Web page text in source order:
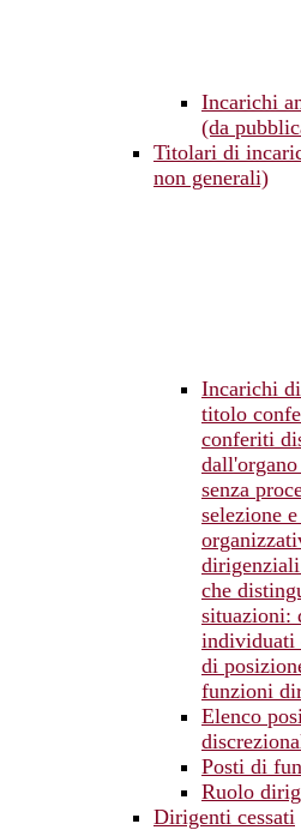
Incarichi
(da
Titolari di
non generali)
Incarichi
titolo
conferiti
senza
selezione
che
situazioni:
individuati
di
funzioni
Elenco
Posti di
Ruolo
Dirigenti cessati